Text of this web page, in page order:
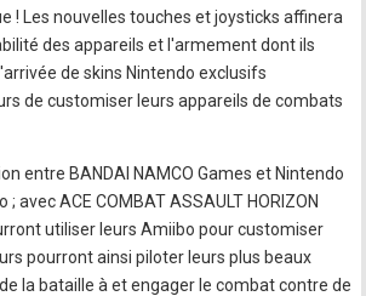
! Les nouvelles touches et joysticks affinera
des appareils et l'armement dont ils
de skins Nintendo exclusifs
de customiser leurs appareils de combats
entre BANDAI NAMCO Games et Nintendo
avec ACE COMBAT ASSAULT HORIZON
utiliser leurs Amiibo pour customiser
pourront ainsi piloter leurs plus beaux
la bataille à et engager le combat contre de